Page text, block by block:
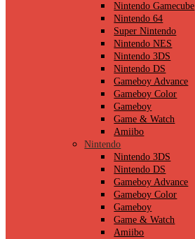
Nintendo Gamecube
Nintendo 64
Super Nintendo
Nintendo NES
Nintendo 3DS
Nintendo DS
Gameboy Advance
Gameboy Color
Gameboy
Game & Watch
Amiibo
Nintendo
Nintendo 3DS
Nintendo DS
Gameboy Advance
Gameboy Color
Gameboy
Game & Watch
Amiibo